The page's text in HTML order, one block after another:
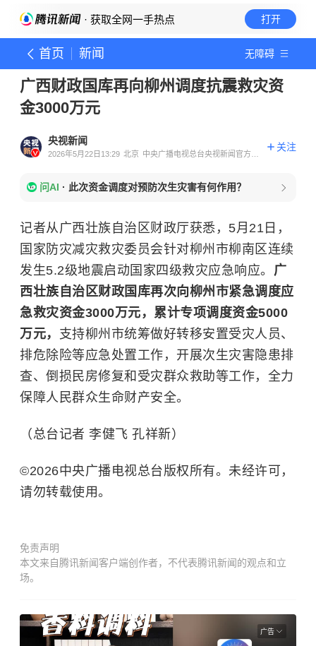
· 获取全网一手热点 打开
首页 新闻 无障碍
广西财政国库再向柳州调度抗震救灾资
金3000万元
央视新闻
2026年5月22日13:29 北京 中央广播电视总台央视新闻官方账
关注
问AI · 此次资金调度对预防次生灾害有何作用？
记者从广西壮族自治区财政厅获悉，5月21日，
国家防灾减灾救灾委员会针对柳州市柳南区连续
发生5.2级地震启动国家四级救灾应急响应。 广
西壮族自治区财政国库再次向柳州市紧急调度应
急救灾资金3000万元，累计专项调度资金5000
万元， 支持柳州市统筹做好转移安置受灾人员、
排危除险等应急处置工作，开展次生灾害隐患排
查、倒损民房修复和受灾群众救助等工作，全力
保障人民群众生命财产安全。
（总台记者 李健飞 孔祥新）
©2026中央广播电视总台版权所有。未经许可，
请勿转载使用。
免责声明
本文来自腾讯新闻客户端创作者，不代表腾讯新闻的观点和立
场。
广告